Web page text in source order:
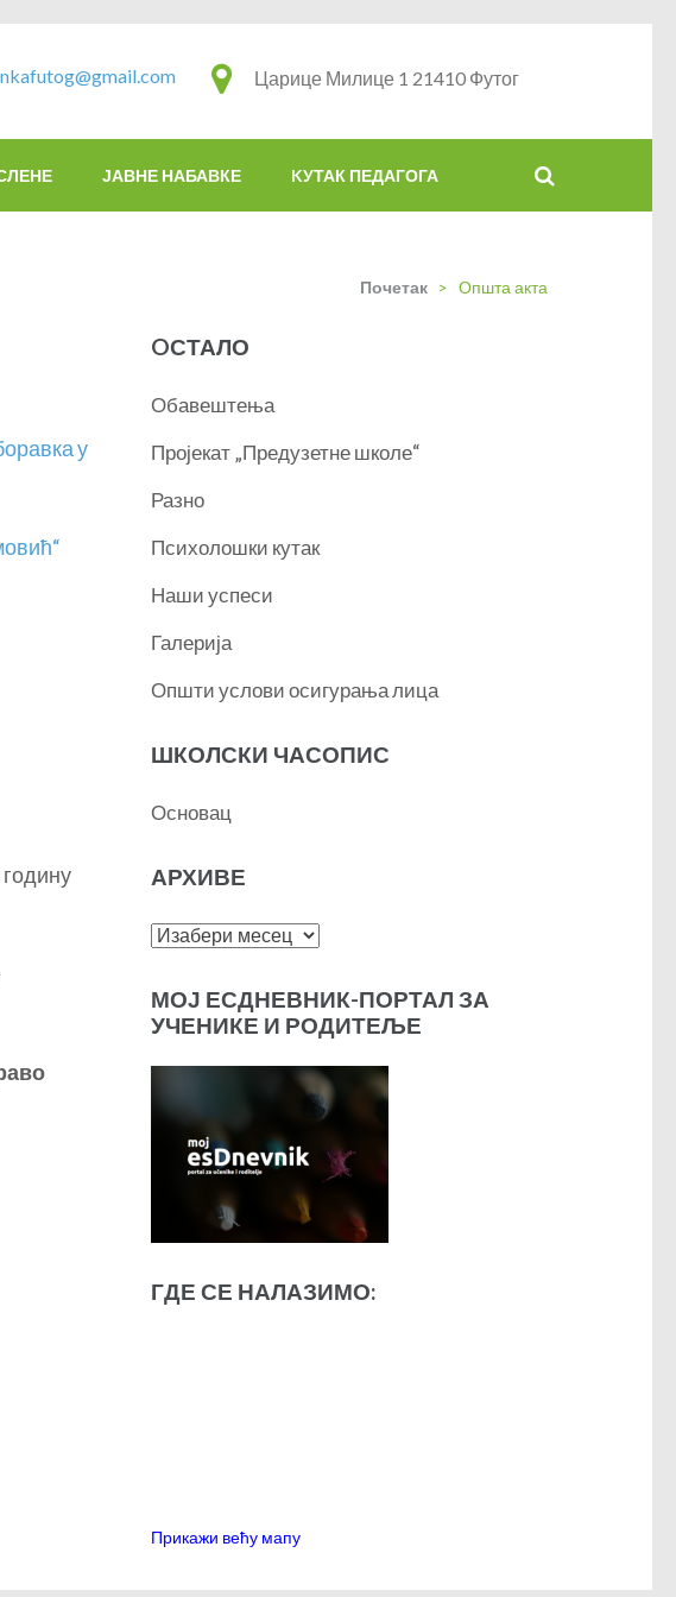
Царице Милице 1 21410 Футог
ЈАВНЕ НАБАВКЕ KУТАК ПЕДАГОГА
Почетак > Општа акта
у
OСТАЛО
Обавештења
Пројекат „Предузетне школе“
Разно
Психолошки кутак
Наши успеси
Галерија
Општи услови осигурања лица
ШКОЛСКИ ЧАСОПИС
Основац
АРХИВЕ
Архиве
МОЈ ЕСДНЕВНИК-ПОРТАЛ ЗА
УЧЕНИКЕ И РОДИТЕЉЕ
ГДЕ СЕ НАЛАЗИМО:
Прикажи већу мапу